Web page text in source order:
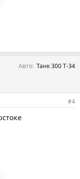
Авто Танк 300 Т-34
#4